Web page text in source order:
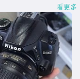
看更多